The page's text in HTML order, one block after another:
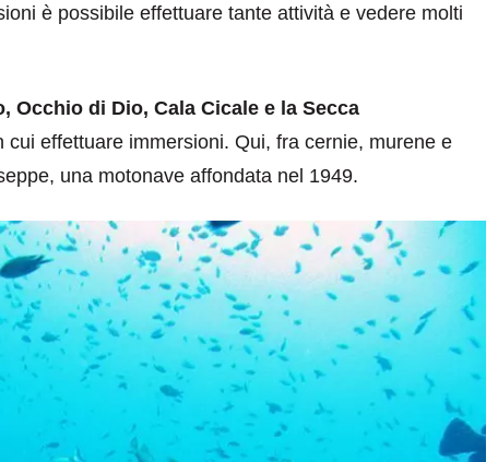
è possibile effettuare tante attività e vedere molti
Occhio di Dio, Cala Cicale e la Secca
cui effettuare immersioni. Qui, fra cernie, murene e
una motonave affondata nel 1949.